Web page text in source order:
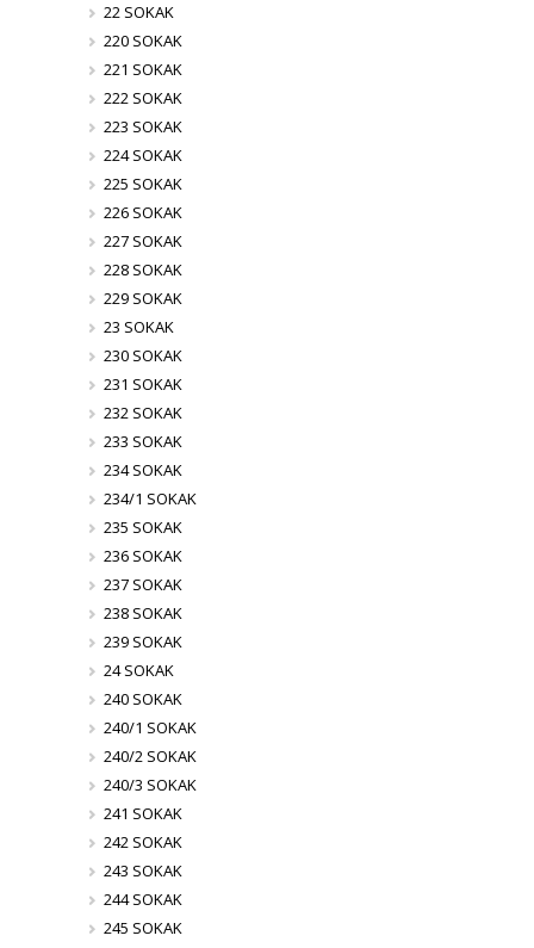
22 SOKAK
220 SOKAK
221 SOKAK
222 SOKAK
223 SOKAK
224 SOKAK
225 SOKAK
226 SOKAK
227 SOKAK
228 SOKAK
229 SOKAK
23 SOKAK
230 SOKAK
231 SOKAK
232 SOKAK
233 SOKAK
234 SOKAK
234/1 SOKAK
235 SOKAK
236 SOKAK
237 SOKAK
238 SOKAK
239 SOKAK
24 SOKAK
240 SOKAK
240/1 SOKAK
240/2 SOKAK
240/3 SOKAK
241 SOKAK
242 SOKAK
243 SOKAK
244 SOKAK
245 SOKAK